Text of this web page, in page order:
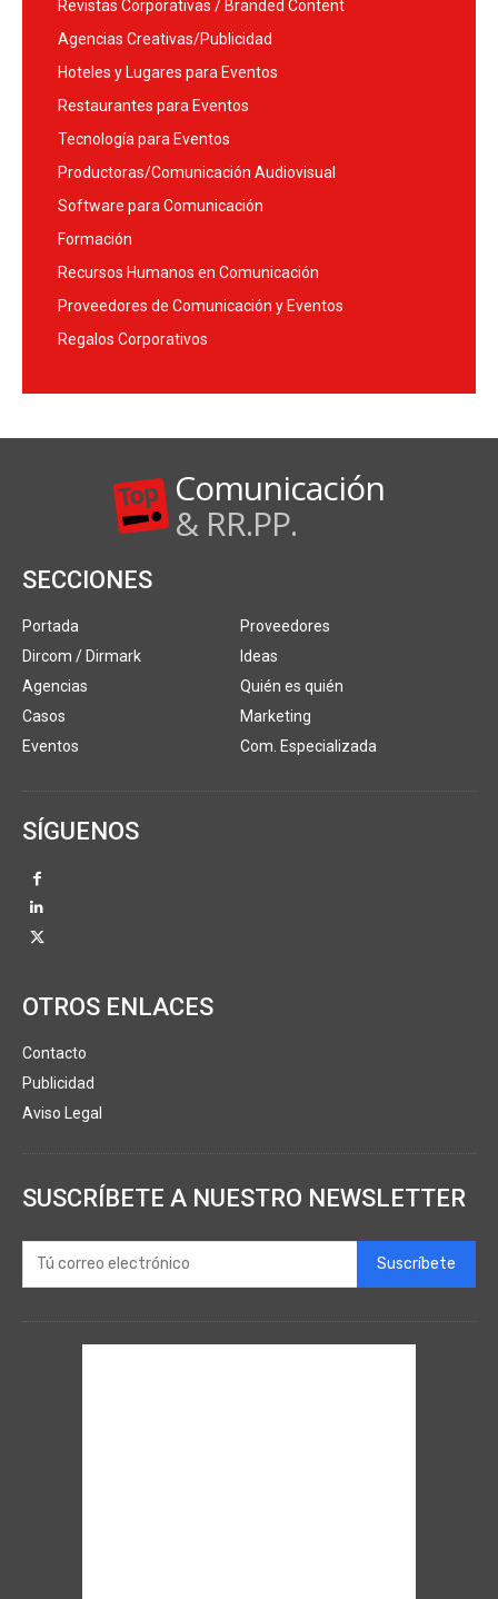
Revistas Corporativas / Branded Content
Agencias Creativas/Publicidad
Hoteles y Lugares para Eventos
Restaurantes para Eventos
Tecnología para Eventos
Productoras/Comunicación Audiovisual
Software para Comunicación
Formación
Recursos Humanos en Comunicación
Proveedores de Comunicación y Eventos
Regalos Corporativos
Comunicación
& RR.PP.
SECCIONES
Portada
Dircom / Dirmark
Agencias
Casos
Eventos
Proveedores
Ideas
Quién es quién
Marketing
Com. Especializada
SÍGUENOS
OTROS ENLACES
Contacto
Publicidad
Aviso Legal
SUSCRÍBETE A NUESTRO NEWSLETTER
Suscríbete